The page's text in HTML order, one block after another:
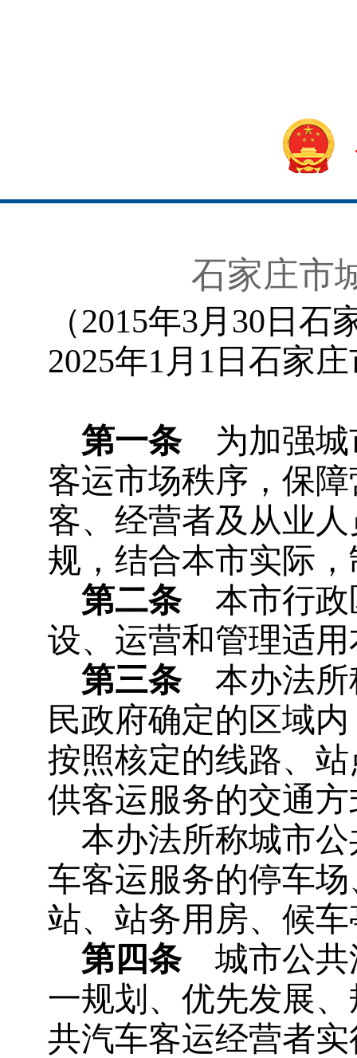
石家庄市
（2015年3月30日
2025年1月1日石家
第一条为加强城
客运市场秩序，保
客、经营者及从业
规，结合本市实际
第二条本市行政
设、运营和管理适
第三条本办法所
民政府确定的区域
按照核定的线路、
供客运服务的交通
本办法所称城市
车客运服务的停车
站、站务用房、候
第四条城市公共
一规划、优先发展
共汽车客运经营者